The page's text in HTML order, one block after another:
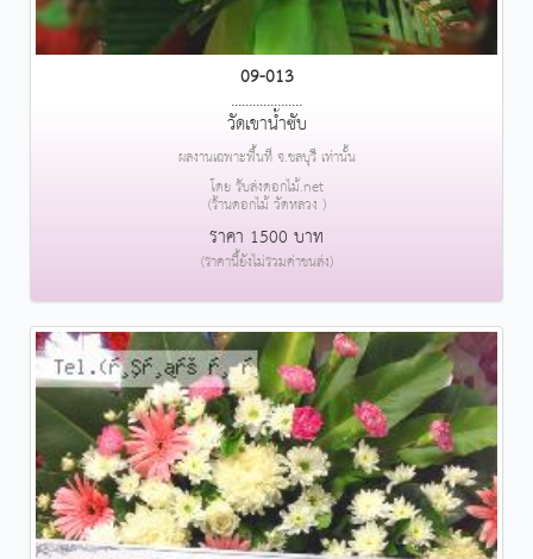
09-013
....................
วัดเขาน้ำซับ
ผลงานเฉพาะพื้นที่ จ.ชลบุรี เท่านั้น
โดย รับส่งดอกไม้.net
(ร้านดอกไม้ วัดหลวง )
ราคา 1500 บาท
(ราคานี้ยังไม่รวมค่าขนส่ง)